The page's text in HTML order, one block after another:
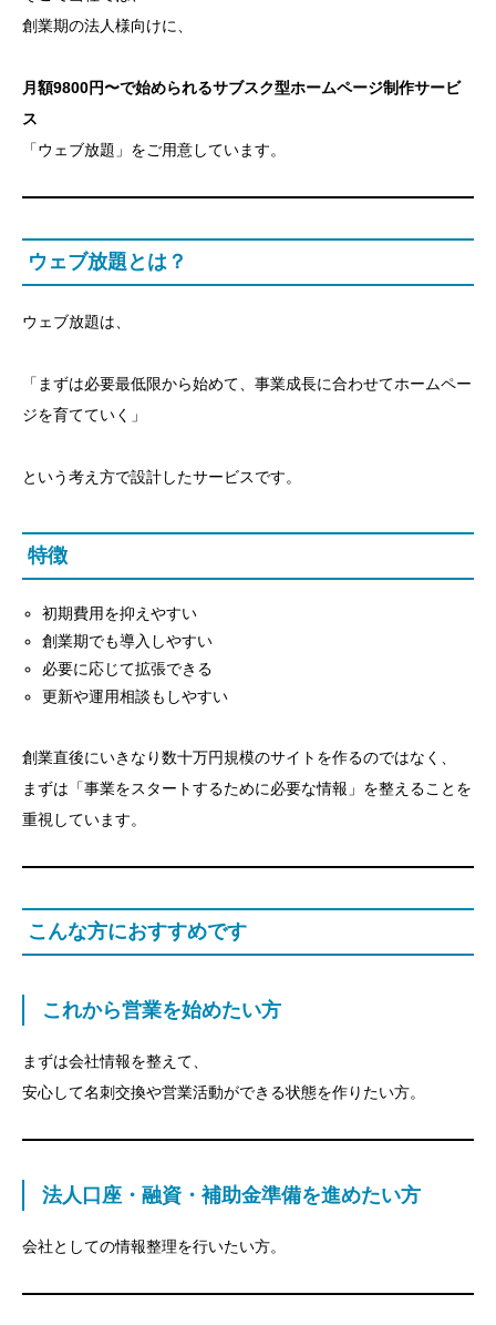
創業期の法人様向けに、
月額9800円〜で始められるサブスク型ホームページ制作サービ
ス
「ウェブ放題」をご用意しています。
ウェブ放題とは？
ウェブ放題は、
「まずは必要最低限から始めて、事業成長に合わせてホームペー
ジを育てていく」
という考え方で設計したサービスです。
特徴
初期費用を抑えやすい
創業期でも導入しやすい
必要に応じて拡張できる
更新や運用相談もしやすい
創業直後にいきなり数十万円規模のサイトを作るのではなく、
まずは「事業をスタートするために必要な情報」を整えることを
重視しています。
こんな方におすすめです
これから営業を始めたい方
まずは会社情報を整えて、
安心して名刺交換や営業活動ができる状態を作りたい方。
法人口座・融資・補助金準備を進めたい方
会社としての情報整理を行いたい方。
目次
損失